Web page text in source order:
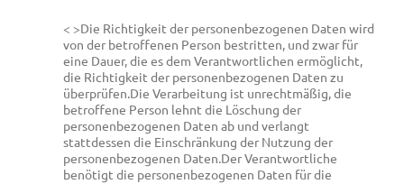
< >Die Richtigkeit der personenbezogenen Daten wird
von der betroffenen Person bestritten, und zwar für
eine Dauer, die es dem Verantwortlichen ermöglicht,
die Richtigkeit der personenbezogenen Daten zu
überprüfen.Die Verarbeitung ist unrechtmäßig, die
betroffene Person lehnt die Löschung der
personenbezogenen Daten ab und verlangt
stattdessen die Einschränkung der Nutzung der
personenbezogenen Daten.Der Verantwortliche
benötigt die personenbezogenen Daten für die